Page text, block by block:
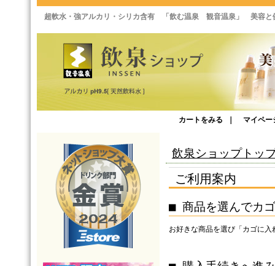
超軟水・強アルカリ・シリカ含有 「飲む温泉 観音温泉」 美容と
カートをみる マイペー
飲泉ショップトッ
ご利用案内
■ 商品を選んでカ
お好きな商品を選び「カゴに